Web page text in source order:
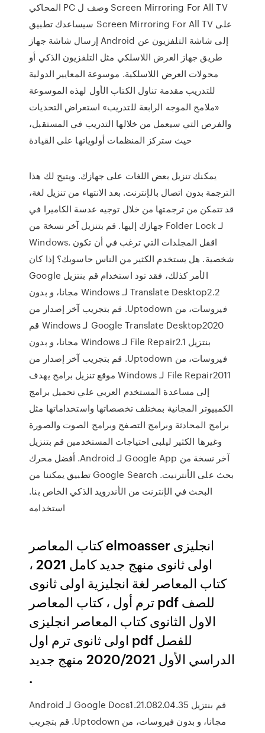
المحاكي PC وصف ل Screen Mirroring For All TV‏
سيساعدك تطبيق Screen Mirroring For All TV على
إرسال شاشة جهاز Android إلى شاشة التلفزيون عن
طريق جهاز العرض اللاسلكي مثل التلفزيون الذكي أو
محولات العرض اللاسلكية. موسوعة المعايير الدولية
للتدريب مقدمة تناول الكتاب الأول لهذه الموسوعة
«ملامح الموجه الرابعة للتدريب» استعراض التحديات
والفرص التي سيعمل من خلالها التدريب في المستقبل،
حيث ستركز المنظمات أولوياتها على القيادة
يمكنك تنزيل بعض اللغات على جهازك. ويتيح لك هذا
الترجمة بدون اتصال بالإنترنت. بعد الانتهاء من تنزيل لغة،
قد تتمكن من ترجمتها من خلال توجيه عدسة الكاميرا في
جهازك إليها. قم بتنزيل آخر نسخة من Folder Lock لـ
Windows. اقفل المجلدات التي ترغب في أن تكون
شخصية. هل يستخدم الكثير من الناس حاسوبك؟ إذا كان
الأمر كذلك، فقد تود استخدام ‫قم بنتزيل Google
Translate Desktop2.2 لـ Windows مجانا، و بدون
فيروسات، من Uptodown. قم بتجريب آخر إصدار من
Google Translate Desktop2020 لـ Windows ‫قم
بنتزيل File Repair2.1 لـ Windows مجانا، و بدون
فيروسات، من Uptodown. قم بتجريب آخر إصدار من
File Repair2011 لـ Windows موقع تنزيل برامج يهدف
إلى مساعدة المستخدم العربي علي تحميل برامج
الكمبيوتر المجانية بمختلف تخصصاتها واستخداماتها مثل
برامج المحادثة وبرامج التصفح وبرامج الصوت والصورة
وغيرها الكثير ليلبى احتياجات المستخدمين قم بتنزيل
آخر نسخة من Google App لـ Android. أفضل محرك
بحث على الأنترنيت. Google Search تطبيق يمكننا من
البحث في الإنترنت من الأندرويد الذكي الخاص بنا.
استخدامه
كتاب المعاصر elmoasser انجليزى
اولى ثانوى منهج جديد كامل 2021 ،
كتاب المعاصر لغة انجليزية اولى ثانوى
ترم أول ، كتاب المعاصر pdf للصف
الاول الثانوى كتاب المعاصر انجليزى
اولى ثانوى ترم اول pdf للفصل
الدراسي الأول 2020/2021 منهج جديد
.
‫قم بنتزيل Google Docs1.21.082.04.35 لـ Android
مجانا، و بدون فيروسات، من Uptodown. قم بتجريب